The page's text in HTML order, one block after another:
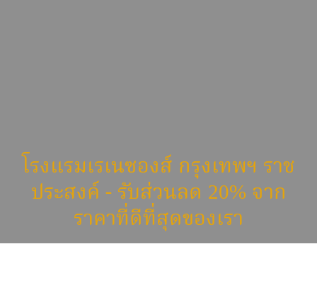
โรงแรมเรเนซองส์ กรุงเทพฯ ราช
ประสงค์ - รับส่วนลด 20% จาก
ราคาที่ดีที่สุดของเรา